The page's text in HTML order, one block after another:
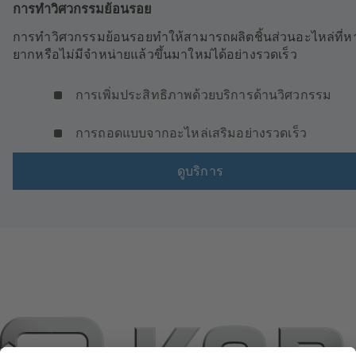
การทำวิศวกรรมย้อนรอย
การทำวิศวกรรมย้อนรอยทำให้สามารถผลิตชิ้นส่วนอะไหล่ที่ห
ยากหรือไม่มีจำหน่ายแล้วขึ้นมาใหม่ได้อย่างรวดเร็ว
การเพิ่มประสิทธิภาพด้วยบริการด้านวิศวกรรม
การถอดแบบจากอะไหล่เสริมอย่างรวดเร็ว
ดูบริการ